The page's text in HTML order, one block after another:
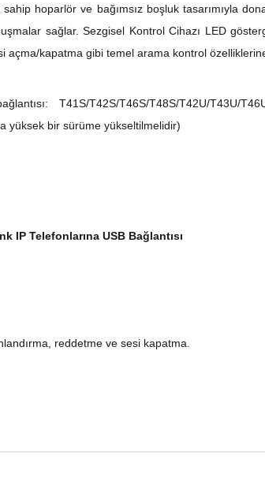
hoparlör ve bağımsız boşluk tasarımıyla
sağlar. Sezgisel Kontrol Cihazı LED
açma/kapatma gibi temel arama kontrol
T41S/T42S/T46S/T48S/T42U/T43U/
yüksek bir sürüme yükseltilmelidir)
IP Telefonlarına USB Bağlantısı
reddetme ve sesi kapatma.